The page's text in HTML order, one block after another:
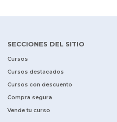
SECCIONES DEL SITIO
Cursos
Cursos destacados
Cursos con descuento
Compra segura
Vende tu curso